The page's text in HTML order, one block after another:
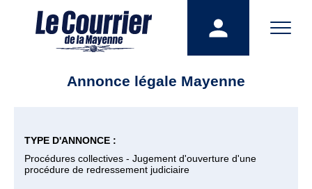
Annonce légale Mayenne
TYPE D'ANNONCE :
Procédures collectives - Jugement d'ouverture d'une
procédure de redressement judiciaire